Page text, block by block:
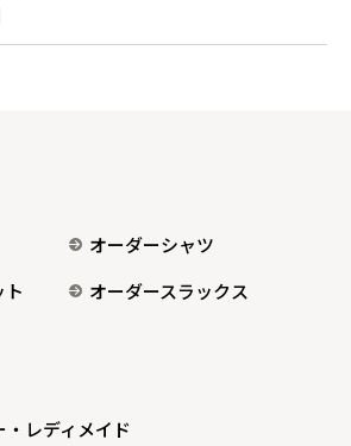
オーダーシャツ
オーダースラックス
レディメイド